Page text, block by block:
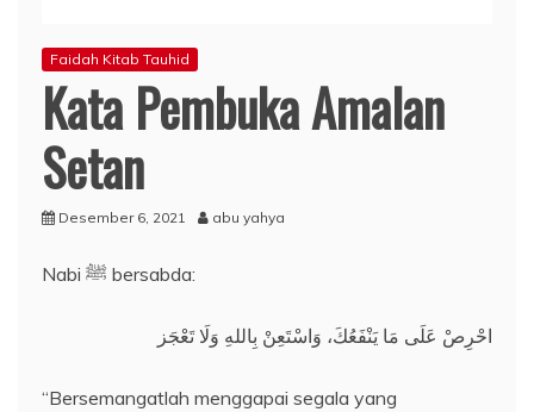
Faidah Kitab Tauhid
Kata Pembuka Amalan
Setan
Desember 6, 2021 abu yahya
Nabi ﷺ bersabda:
احْرِصْ عَلَى مَا يَنْفَعُكَ، وَاسْتَعِنْ بِاللهِ وَلَا تَعْجَز
“Bersemangatlah menggapai segala yang